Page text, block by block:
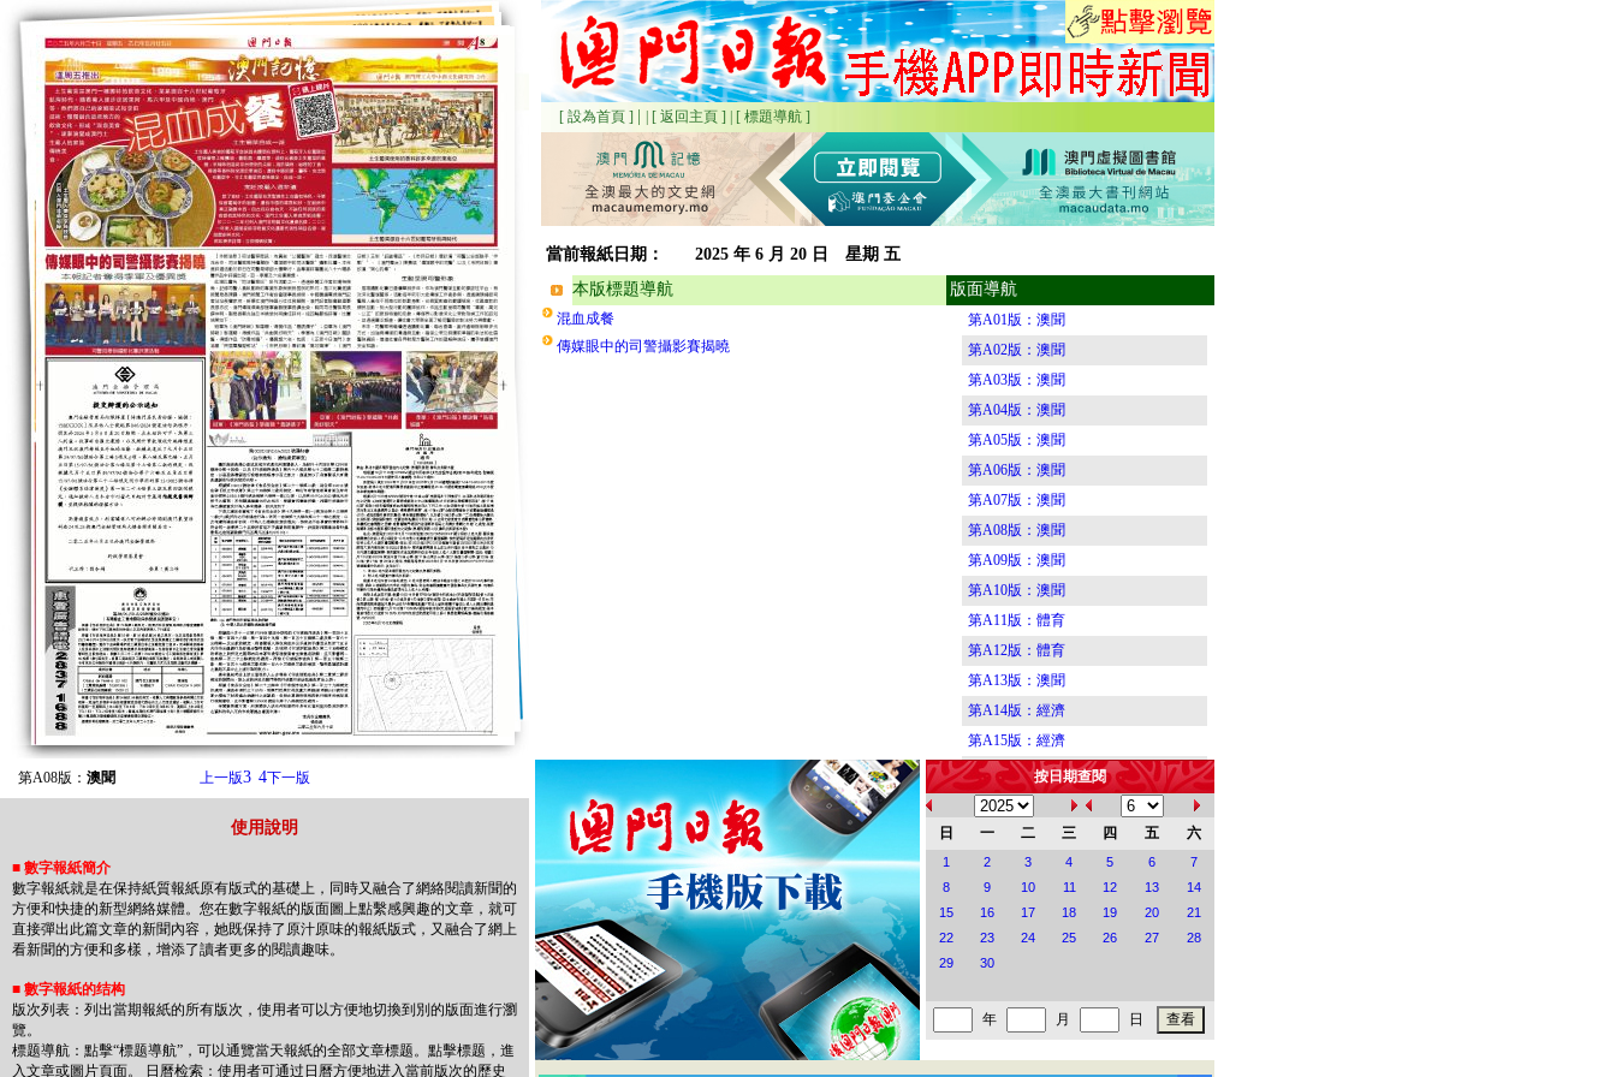
使用說明
■ 數字報紙簡介
數字報紙就是在保持紙質報紙原有版式的基礎上，同時又融合了網絡閱讀新聞的
方便和快捷的新型網絡媒體。您在數字報紙的版面圖上點繫感興趣的文章，就可
直接彈出此篇文章的新聞內容，她既保持了原汁原味的報紙版式，又融合了網上
看新聞的方便和多樣，增添了讀者更多的閱讀趣味。
■ 數字報紙的结构
版次列表：列出當期報紙的所有版次，使用者可以方便地切換到別的版面進行瀏
覽。
標题導航：點擊“標题導航”，可以通覽當天報紙的全部文章標题。點擊標题，進
入文章或圖片頁面。 日曆检索：使用者可通过日曆方便地进入當前版次的歷史
[ 設為首頁 ] [ 返回主頁 ] [ 標題導航 ]
當前報紙日期： 2025 年 6 月 20 日 星期 五
本版標題導航
版面導航
混血成餐
傳媒眼中的司警攝影賽揭曉
第A01版：澳聞
第A02版：澳聞
第A03版：澳聞
第A04版：澳聞
第A05版：澳聞
第A06版：澳聞
第A07版：澳聞
第A08版：澳聞
第A09版：澳聞
第A10版：澳聞
第A11版：體育
第A12版：體育
第A13版：澳聞
第A14版：經濟
第A15版：經濟
第A16版：港聞
第B01版：要聞
第B02版：要聞
第B03版：要聞
第B04版：要聞
第B05版：要聞
第B08版：消閒
第C02版：藝海
第A08版： 澳聞 上一版3 4下一版 按日期查閱
日 一 二 三 四 五 六
1 2 3 4 5 6
7
8
9 10 11 12 13
14
15
16 17 18 19 20
21
22
23 24 25 26 27
28
29
30
年 月 日